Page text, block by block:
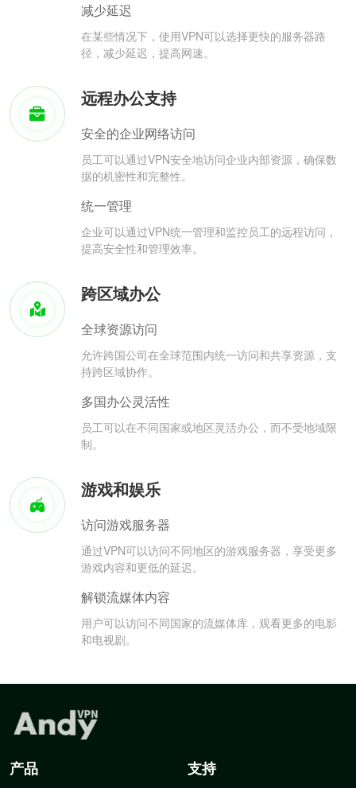
减少延迟
在某些情况下，使用VPN可以选择更快的服务器路
径，减少延迟，提高网速。
远程办公支持
安全的企业网络访问
员工可以通过VPN安全地访问企业内部资源，确保数
据的机密性和完整性。
统一管理
企业可以通过VPN统一管理和监控员工的远程访问，
提高安全性和管理效率。
跨区域办公
全球资源访问
允许跨国公司在全球范围内统一访问和共享资源，支
持跨区域协作。
多国办公灵活性
员工可以在不同国家或地区灵活办公，而不受地域限
制。
游戏和娱乐
访问游戏服务器
通过VPN可以访问不同地区的游戏服务器，享受更多
游戏内容和更低的延迟。
解锁流媒体内容
用户可以访问不同国家的流媒体库，观看更多的电影
和电视剧。
产品 支持